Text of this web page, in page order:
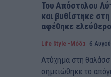
Του Απόστολου
και βυθίστηκε
αφέθηκε
Life Style -Μόδα 6
Ατύχημα στη
σημειώθηκε το